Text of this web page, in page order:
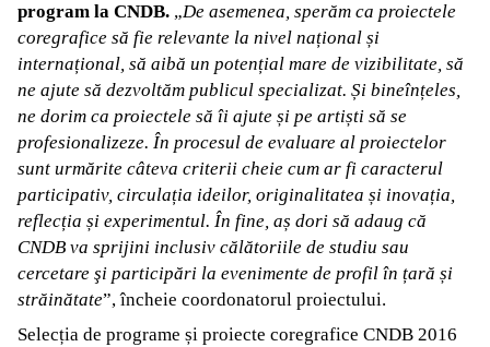
program la CNDB. „De asemenea, sperăm ca proiectele
coregrafice să fie relevante la nivel național și
internațional, să aibă un potențial mare de vizibilitate, să
ne ajute să dezvoltăm publicul specializat. Și bineînțeles,
ne dorim ca proiectele să îi ajute și pe artiști să se
profesionalizeze. În procesul de evaluare al proiectelor
sunt urmărite câteva criterii cheie cum ar fi caracterul
participativ, circulația ideilor, originalitatea și inovația,
reflecția și experimentul. În fine, aș dori să adaug că
CNDB va sprijini inclusiv călătoriile de studiu sau
cercetare şi participări la evenimente de profil în țară și
străinătate”, încheie coordonatorul proiectului.
Selecția de programe și proiecte coregrafice CNDB 2016